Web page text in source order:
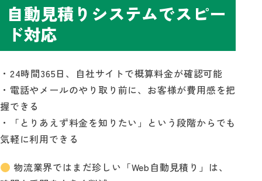
自動見積りシステムでスピー
ド対応
・24時間365日、自社サイトで概算料金が確認可能
・電話やメールのやり取り前に、お客様が費用感を把
握できる
・「とりあえず料金を知りたい」という段階からでも
気軽に利用できる
物流業界ではまだ珍しい「Web自動見積り」は、